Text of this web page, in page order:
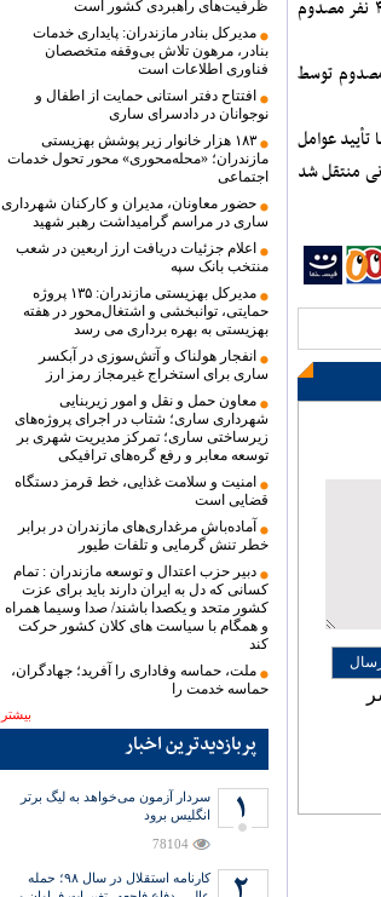
دکتر غلامعلی فخاری اشرفی افزود: در این سانحه ۶ نفر حادثه‌دیده وجود داشت که از این تعداد ۴ نفر مصدوم
۳ مصدوم توسط عوامل اورژانس ۱۱۵ و یک مصدوم توسط
حادثه با تأیید عوامل
منتقل شد
ظرفیت‌های راهبردی کشور است
مدیرکل بنادر مازندران: پایداری خدمات
بنادر، مرهون تلاش بی‌وقفه متخصصان
فناوری اطلاعات است
افتتاح دفتر استانی حمایت از اطفال و
نوجوانان در دادسرای ساری
۱۸۳ هزار خانوار زیر پوشش بهزیستی
مازندران؛ «محله‌محوری» محور تحول خدمات
اجتماعی
حضور معاونان، مدیران و کارکنان شهرداری
ساری در مراسم گرامیداشت رهبر شهید
اعلام جزئیات دریافت ارز اربعین در شعب
منتخب بانک سپه
مدیرکل بهزیستی مازندران: ۱۳۵ پروژه
حمایتی، توانبخشی و اشتغال‌محور در هفته
بهزیستی به بهره برداری می رسد
انفجار هولناک و آتش‌سوزی در آبکسر
ساری برای استخراج غیرمجاز رمز ارز
معاون حمل و نقل و امور زیربنایی
شهرداری ساری؛ شتاب در اجرای پروژه‌های
زیرساختی ساری؛ تمرکز مدیریت شهری بر
توسعه معابر و رفع گره‌های ترافیکی
امنیت و سلامت غذایی، خط قرمز دستگاه
قضایی است
آماده‌باش مرغداری‌های مازندران در برابر
خطر تنش گرمایی و تلفات طیور
دبیر حزب اعتدال و توسعه مازندران : تمام
کسانی که دل به ایران دارند باید برای عزت
کشور متحد و یکصدا باشند/ صدا وسیما همراه
و همگام با سیاست های کلان کشور حرکت
کند
ملت، حماسه وفاداری را آفرید؛ جهادگران،
حماسه خدمت را
بیشتر
پربازدیدترین اخبار
سردار آزمون می‌خواهد به لیگ برتر
انگلیس برود
78104
کارنامه استقلال در سال ۹۸؛ حمله